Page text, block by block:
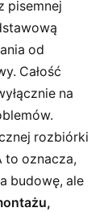
pisemnej
od
Całość
na
rozbiórki
to oznacza,
budowę, ale